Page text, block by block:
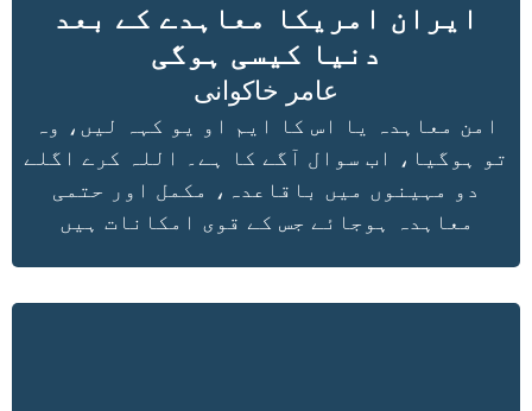
ایران امریکا معاہدے کے بعد
دنیا کیسی ہوگی
عامر خاکوانی
امن معاہدہ یا اس کا ایم او یو کہہ لیں، وہ
تو ہوگیا، اب سوال آگے کا ہے۔ اللہ کرے اگلے
دو مہینوں میں باقاعدہ، مکمل اور حتمی
معاہدہ ہوجائے جس کے قوی امکانات ہیں